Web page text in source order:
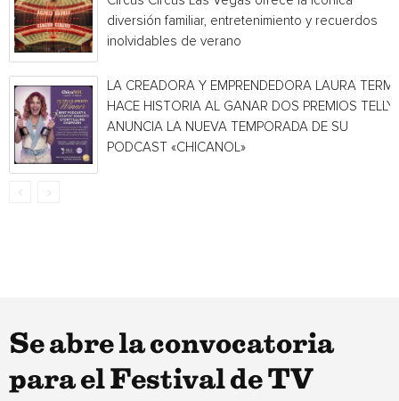
diversión familiar, entretenimiento y recuerdos
inolvidables de verano
LA CREADORA Y EMPRENDEDORA LAURA
HACE HISTORIA AL GANAR DOS PREMIOS TELLY
ANUNCIA LA NUEVA TEMPORADA DE SU
PODCAST «CHICANOL»
Se abre la convocatoria
para el Festival de TV